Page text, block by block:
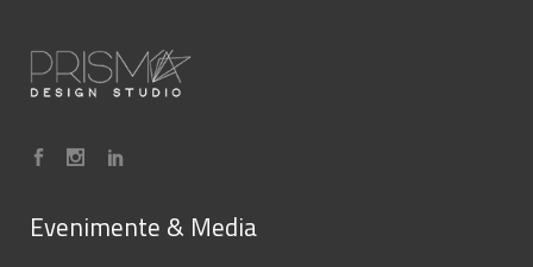
Evenimente & Media